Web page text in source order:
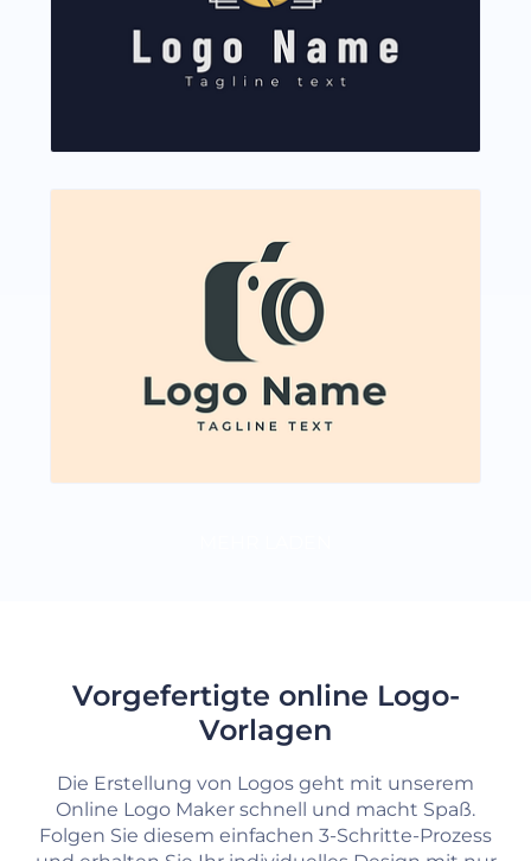
Vorgefertigte online Logo-
Vorlagen
Die Erstellung von Logos geht mit unserem
Online Logo Maker schnell und macht Spaß.
Folgen Sie diesem einfachen 3-Schritte-Prozess